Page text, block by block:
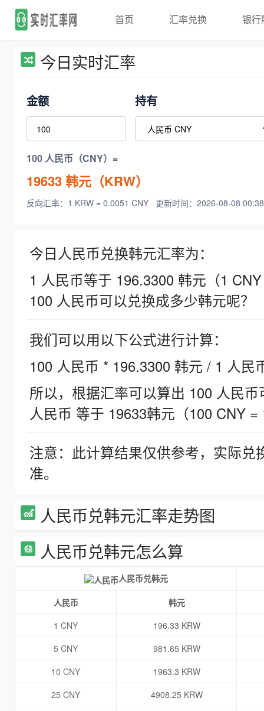
首页 汇率兑换 银行
今日实时汇率
金额 持有
100 人民币（CNY）=
19633韩元（KRW）
反向汇率：1 KRW = 0.0051 CNY 更新时间：2026-08-08
今日人民币兑换韩元汇率为：
1 人民币等于 196.3300 韩元（1
100 人民币可以兑换成多少韩元呢？
我们可以用以下公式进行计算：
100 人民币 * 196.3300 韩元 / 1 人民
所以，根据汇率可以算出 100 人民
人民币 等于 19633韩元（100 CNY =
注意：此计算结果仅供参考，实际
准。
人民币兑韩元汇率走势图
人民币兑韩元怎么算
人民币兑韩元
人民币
韩元
1 CNY
196.33 KRW
5 CNY
981.65 KRW
10 CNY
1963.3 KRW
25 CNY
4908.25 KRW